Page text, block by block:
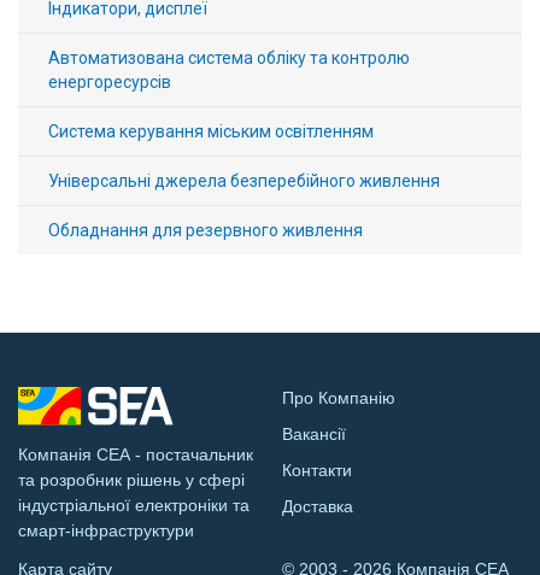
Індикатори, дисплеї
Автоматизована система обліку та контролю
енергоресурсів
Система керування міським освітленням
Універсальні джерела безперебійного живлення
Обладнання для резервного живлення
Компанія СЕА - постачальник
та розробник рішень у сфері
індустріальної електроніки та
смарт-інфраструктури
Про Компанію
Вакансії
Контакти
Доставка
Карта сайту © 2003 - 2026 Компанія СЕА